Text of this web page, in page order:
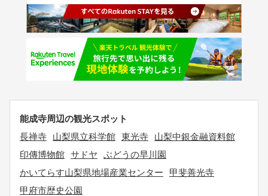
能成寺周辺の観光スポット
長禅寺
山梨県立科学館 東光寺
山梨中銀金融資料館
印傳博物館 サドヤ
ぶどうの早川園
かいてらす山梨県地場産業センター
甲斐善光寺
甲府市歴史公園